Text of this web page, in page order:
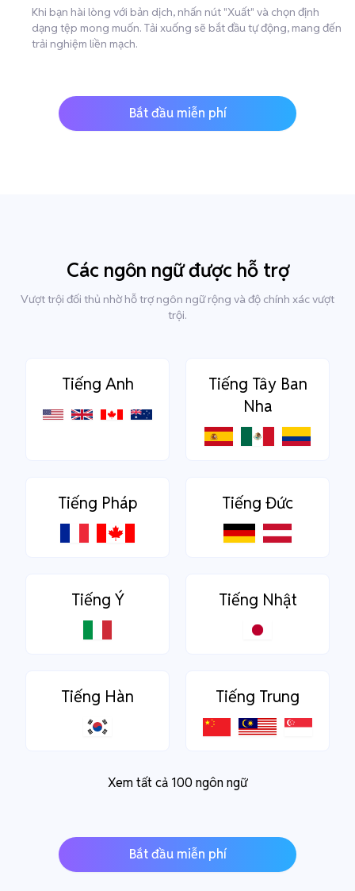
Khi bạn hài lòng với bản dịch, nhấn nút "Xuất" và chọn định
dạng tệp mong muốn. Tải xuống sẽ bắt đầu tự động, mang đến
trải nghiệm liền mạch.
Bắt đầu miễn phí
Các ngôn ngữ được hỗ trợ
Vượt trội đối thủ nhờ hỗ trợ ngôn ngữ rộng và độ chính xác vượt
trội.
Tiếng Anh
Tiếng Tây Ban
Nha
Tiếng Pháp Tiếng Đức
Tiếng Ý Tiếng Nhật
Tiếng Hàn Tiếng Trung
Xem tất cả 100 ngôn ngữ
Bắt đầu miễn phí